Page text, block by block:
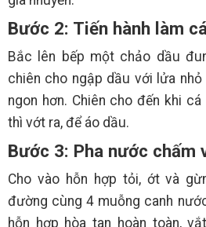
Bước 2: Tiến hành làm
Bắc lên bếp một chảo dầu
chiên cho ngập dầu với lửa
ngon hơn. Chiên cho đến khi
thì vớt ra, để áo dầu.
Bước 3: Pha nước chấm
Cho vào hỗn hợp tỏi, ớt và
đường cùng 4 muỗng canh
hỗn hợp hòa tan hoàn toàn,